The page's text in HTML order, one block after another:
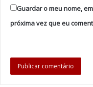
Guardar o meu nome,
próxima vez que eu